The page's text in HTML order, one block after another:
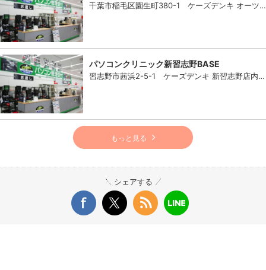
千葉市稲毛区園生町380-1 ケーズデンキ オーツ…
パソコンクリニック新習志野BASE
習志野市茜浜2-5-1 ケーズデンキ 新習志野店内…
もっと見る
シェアする